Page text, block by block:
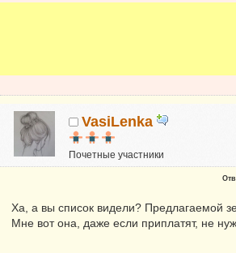
VasiLenka
Почетные участники
Сказали "Спасибо": 6
Ха, а вы список видели? Предлагаемой
Мне вот она, даже если приплатят, не